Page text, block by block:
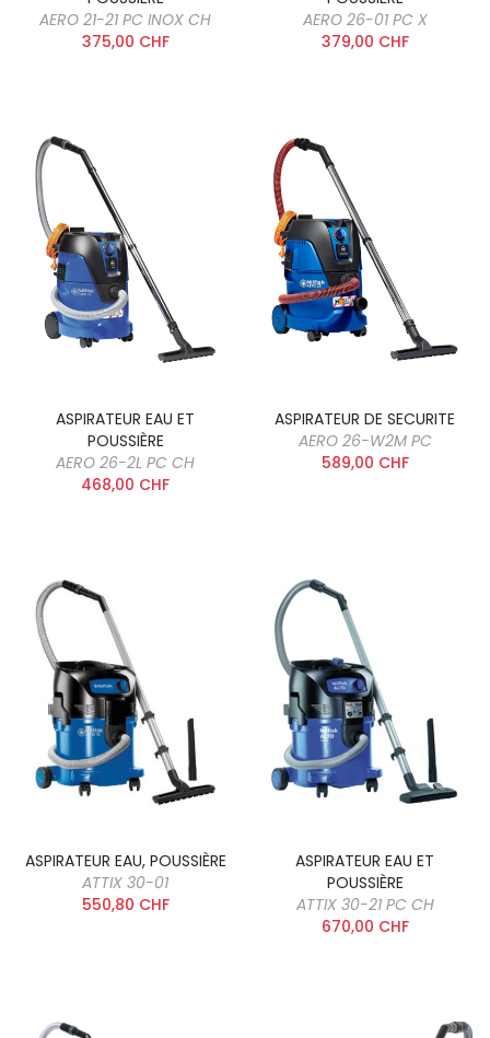
AERO 21-21 PC INOX CH
375,00 CHF
AERO 26-01 PC X
379,00 CHF
ASPIRATEUR EAU ET
POUSSIÈRE
AERO 26-2L PC CH
468,00 CHF
ASPIRATEUR DE SECURITE
AERO 26-W2M PC
589,00 CHF
ASPIRATEUR EAU, POUSSIÈRE
ATTIX 30-01
550,80 CHF
ASPIRATEUR EAU ET
POUSSIÈRE
ATTIX 30-21 PC CH
670,00 CHF